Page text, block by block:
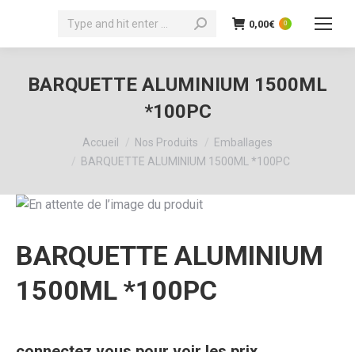
Recherche
0,00€ 0
BARQUETTE ALUMINIUM 1500ML
*100PC
Vous êtes ici :Accueil Nos Produits
Emballages
BARQUETTE ALUMINIUM 1500ML *100PC
BARQUETTE ALUMINIUM
1500ML *100PC